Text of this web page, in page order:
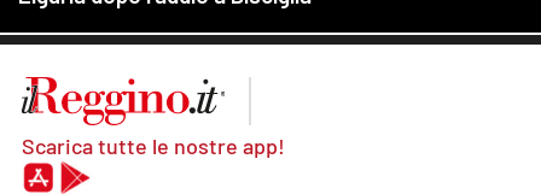
Scarica tutte le nostre app!